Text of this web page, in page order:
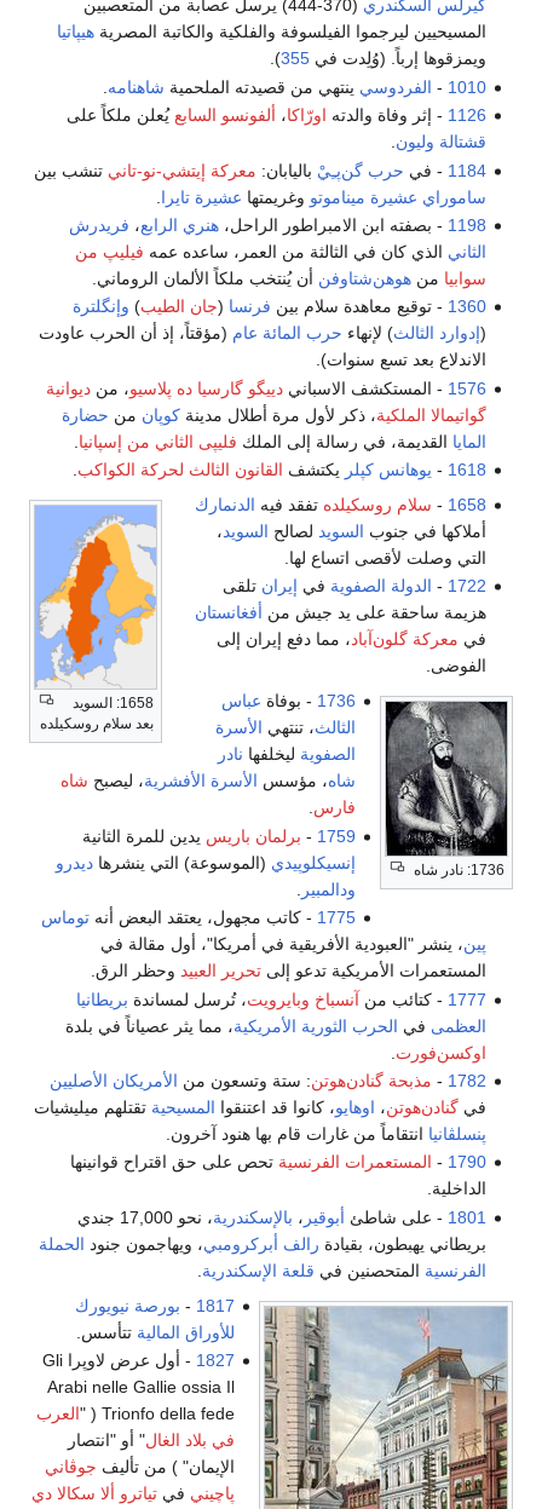
كيرلس السكندري
(370-444) يرسل عصابة من المتعصبين
المسيحيين ليرجموا الفيلسوفة والفلكية والكاتبة المصريةهيپاتيا
ويمزقوها إرباً. (وُلِدت في355
).
1010
- الفردوسي ينتهي من قصيدته الملحمية شاهنامه
1126 - إثر وفاة والدته اورّاكا، ألفونسو السابع يُعلن ملكاً على
قشتالة وليون
1184 - في حرب گن‌پـِيْ باليابان: معركة إيتشي-نو-تاني تنشب بين
ساموراي عشيرة ميناموتو وغريمتها عشيرة تايرا
1198 - بصفته ابن الامبراطور الراحل،هنري الرابع، فريدرش
الثاني الذي كان في الثالثة من العمر، ساعده عمه فيليپ من
سوابيا منهوهن‌شتاوفن أن يُنتخب ملكاً الألمان الروماني.
1360 - توقيع معاهدة سلام بين فرنسا (جان الطيب) وإنگلترة
(إدوارد الثالث) لإنهاء حرب المائة عام (مؤقتاً، إذ أن الحرب عاودت
الاندلاع بعد تسع سنوات).
1576 - المستكشف الاسبانيدييگو گارسيا ده پلاسيو، منديوانية
گواتيمالا الملكية، ذكر لأول مرة أطلال مدينةكوپان من حضارة
المايا القديمة، في رسالة إلى الملك فليپى الثاني من إسپانيا
1618
- يوهانس كپلر يكتشف القانون الثالث لحركة الكواكب
1658: السويد
بعد سلام روسكيلده
1658
- سلام روسكيلده تفقد فيه الدنمارك
أملاكها في جنوب السويد لصالح السويد،
التي وصلت لأقصى اتساع لها.
1722
- الدولة الصفوية في إيران تلقى
هزيمة ساحقة على يد جيش من أفغانستان
في معركة گلون‌آباد، مما دفع إيران إلى
الفوضى.
1736: نادر شاه
1736 - بوفاة عباس
الثالث، تنتهي الأسرة
الصفوية ليخلفها نادر
شاه، مؤسس الأسرة الأفشرية، ليصبح شاه
فارس.
1759
- برلمان باريس يدين للمرة الثانية
إنسيكلوپيدي (الموسوعة) التي ينشرها ديدرو
ودالمبير
1775 - كاتب مجهول، يعتقد البعض أنه توماس
پين، ينشر "العبودية الأفريقية في أمريكا"، أول مقالة في
المستعمرات الأمريكية تدعو إلىتحرير العبيد وحظر الرق.
1777 - كتائب من آنسباخ وبايرويت، تُرسل لمساندة بريطانيا
العظمى في الحرب الثورية الأمريكية، مما يثر عصياناً في بلدة
اوكسن‌فورت
1782
- مذبحة گنادن‌هوتن: ستة وتسعون من الأمريكان الأصليين
فيگنادن‌هوتن، اوهايو، كانوا قد اعتنقوا المسيحية تقتلهم ميليشيات
پنسلڤانيا انتقاماً من غارات قام بها هنود آخرون.
1790
- المستعمرات الفرنسية تحص على حق اقتراح قوانينها
الداخلية.
1801 - على شاطئ أبوقير ، بالإسكندرية
، نحو 17,000 جندي
بريطاني يهبطون، بقيادة رالف أبركرومبي، ويهاجمون جنود الحملة
الفرنسية المتحصنين في قلعة الإسكندرية
1817
- بورصة نيويورك
للأوراق المالية تتأسس.
1827
- أول عرض لاوپرا Gli
Arabi nelle Gallie ossia Il
Trionfo della fede ( "
العرب
في بلاد الغال" أو "انتصار
الإيمان" ) من تأليف جوڤاني
پاچيني في تياترو ألا سكالا دي